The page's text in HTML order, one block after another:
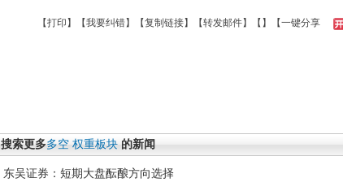
【打印 】【我要纠错】【复制链接】【转发邮件】【 】 【一键分享
搜索更多多空 权重板块 的新闻
东吴证券：短期大盘酝酿方向选择